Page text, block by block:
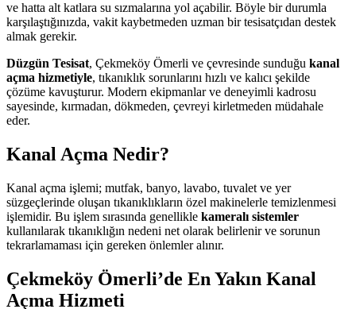
ve hatta alt katlara su sızmalarına yol açabilir. Böyle bir durumla
karşılaştığınızda, vakit kaybetmeden uzman bir tesisatçıdan destek
almak gerekir.
Düzgün Tesisat, Çekmeköy Ömerli ve çevresinde sunduğu kanal
açma hizmetiyle, tıkanıklık sorunlarını hızlı ve kalıcı şekilde
çözüme kavuşturur. Modern ekipmanlar ve deneyimli kadrosu
sayesinde, kırmadan, dökmeden, çevreyi kirletmeden müdahale
eder.
Kanal Açma Nedir?
Kanal açma işlemi; mutfak, banyo, lavabo, tuvalet ve yer
süzgeçlerinde oluşan tıkanıklıkların özel makinelerle temizlenmesi
işlemidir. Bu işlem sırasında genellikle kameralı sistemler
kullanılarak tıkanıklığın nedeni net olarak belirlenir ve sorunun
tekrarlamaması için gereken önlemler alınır.
Çekmeköy Ömerli’de En Yakın Kanal
Açma Hizmeti